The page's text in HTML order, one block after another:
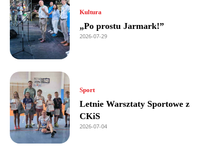
Kultura
„Po prostu Jarmark!”
2026-07-29
Sport
Letnie Warsztaty Sportowe z
CKiS
2026-07-04